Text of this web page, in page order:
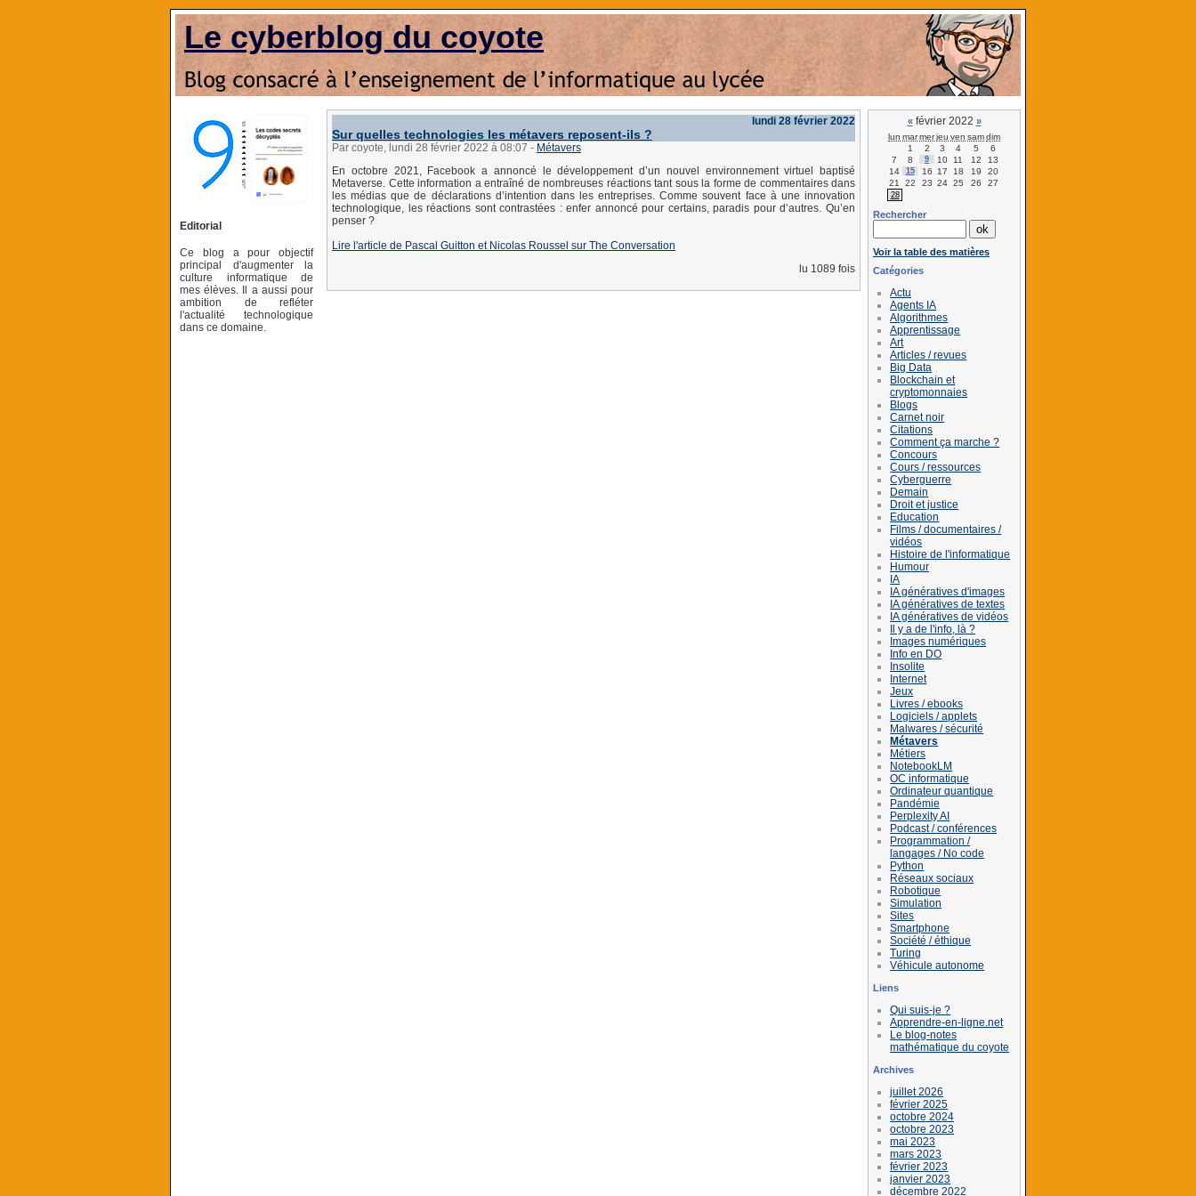
Le cyberblog du coyote
Editorial
Ce blog a pour objectif
principal d'augmenter la
culture informatique de
mes élèves. Il a aussi pour
ambition de refléter
l'actualité technologique
dans ce domaine.
lundi 28 février 2022
Sur quelles technologies les métavers reposent-ils ?
Par coyote, lundi 28 février 2022 à 08:07 - Métavers
En octobre 2021, Facebook a annoncé le développement d’un nouvel environnement virtuel baptisé
Metaverse. Cette information a entraîné de nombreuses réactions tant sous la forme de commentaires dans
les médias que de déclarations d’intention dans les entreprises. Comme souvent face à une innovation
technologique, les réactions sont contrastées : enfer annoncé pour certains, paradis pour d’autres. Qu’en
penser ?
Lire l'article de Pascal Guitton et Nicolas Roussel sur The Conversation
lu 1089 fois
«février 2022 »
lun marmerjeu ven samdim
1
2 3 4 5
6
7
8 9 10 11 12
13
14
15 16 17 18 19
20
21
22 23 24 25 26 27
28
Rechercher
Voir la table des matières
Catégories
Actu
Agents IA
Algorithmes
Apprentissage
Art
Articles / revues
Big Data
Blockchain et
cryptomonnaies
Blogs
Carnet noir
Citations
Comment ça marche ?
Concours
Cours / ressources
Cyberguerre
Demain
Droit et justice
Education
Films / documentaires /
vidéos
Histoire de l'informatique
Humour
IA
IA génératives d'images
IA génératives de textes
IA génératives de vidéos
Il y a de l'info, là ?
Images numériques
Info en DO
Insolite
Internet
Jeux
Livres / ebooks
Logiciels / applets
Malwares / sécurité
Métavers
Métiers
NotebookLM
OC informatique
Ordinateur quantique
Pandémie
Perplexity AI
Podcast / conférences
Programmation /
langages / No code
Python
Réseaux sociaux
Robotique
Simulation
Sites
Smartphone
Société / éthique
Turing
Véhicule autonome
Liens
Qui suis-je ?
Apprendre-en-ligne.net
Le blog-notes
mathématique du coyote
Archives
juillet 2026
février 2025
octobre 2024
octobre 2023
mai 2023
mars 2023
février 2023
janvier 2023
décembre 2022